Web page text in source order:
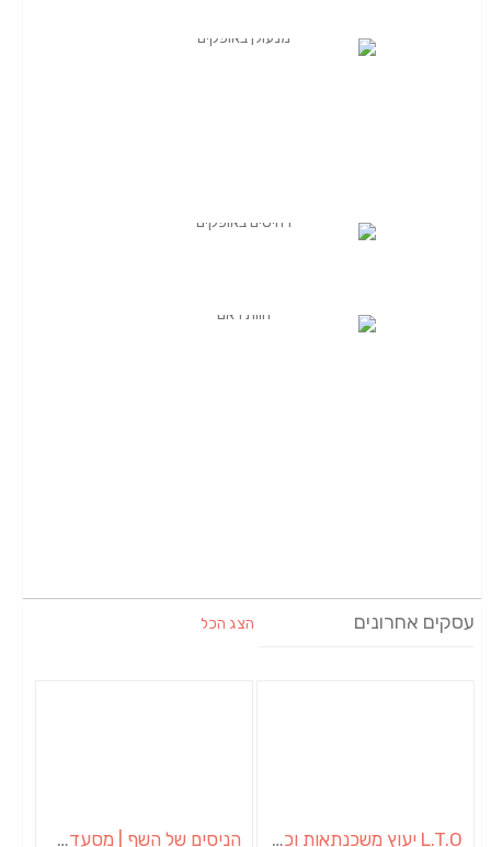
עסקים אחרונים הצג הכל
L.T.O יעוץ משכנתאות וכלכלת משפחה | יועץ משכנתאות באשכול הניסים של השף | מסעדת שף בבית | ארוחות גורמה